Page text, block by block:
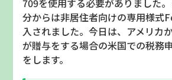
709を使用する必要がありました。
分からは非居住者向けの専用様式
入されました。今日は、アメリカ
が贈与をする場合の米国での税務
をします。